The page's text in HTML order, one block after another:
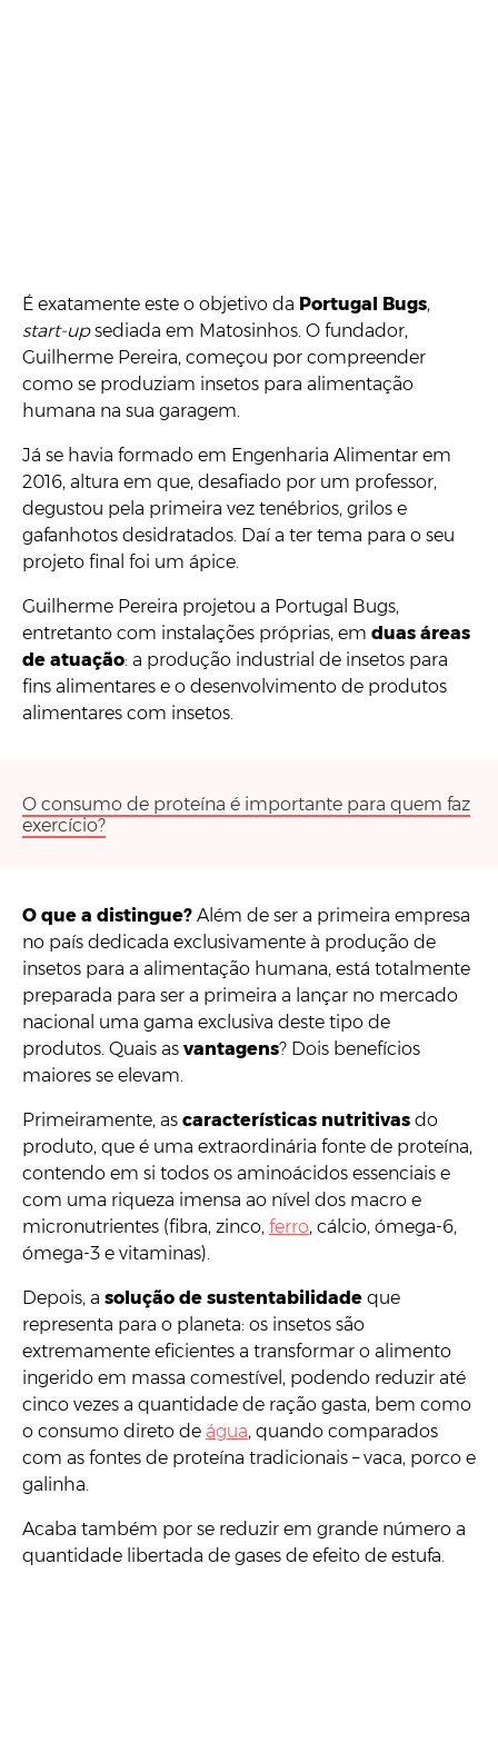
É exatamente este o objetivo da Portugal Bugs,
start-upsediada em Matosinhos. O fundador,
Guilherme Pereira, começou por compreender
como se produziam insetos para alimentação
humana na sua garagem.
Já se havia formado em Engenharia Alimentar em
2016, altura em que, desafiado por um professor,
degustou pela primeira vez tenébrios, grilos e
gafanhotos desidratados. Daí a ter tema para o seu
projeto final foi um ápice.
Guilherme Pereira projetou a Portugal Bugs,
entretanto com instalações próprias, em duas áreas
de atuação: a produção industrial de insetos para
fins alimentares e o desenvolvimento de produtos
alimentares com insetos.
O consumo de proteína é importante para quem faz
exercício?
O que a distingue? Além de ser a primeira empresa
no país dedicada exclusivamente à produção de
insetos para a alimentação humana, está totalmente
preparada para ser a primeira a lançar no mercado
nacional uma gama exclusiva deste tipo de
produtos. Quais as vantagens? Dois benefícios
maiores se elevam.
Primeiramente, as características nutritivas do
produto, que é uma extraordinária fonte de proteína,
contendo em si todos os aminoácidos essenciais e
com uma riqueza imensa ao nível dos macro e
micronutrientes (fibra, zinco, ferro, cálcio, ómega-6,
ómega-3 e vitaminas).
Depois, a solução de sustentabilidade que
representa para o planeta: os insetos são
extremamente eficientes a transformar o alimento
ingerido em massa comestível, podendo reduzir até
cinco vezes a quantidade de ração gasta, bem como
o consumo direto de água, quando comparados
com as fontes de proteína tradicionais – vaca, porco e
galinha.
Acaba também por se reduzir em grande número a
quantidade libertada de gases de efeito de estufa.